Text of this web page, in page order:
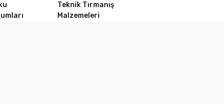
Teknik Tırmanış
Malzemeleri